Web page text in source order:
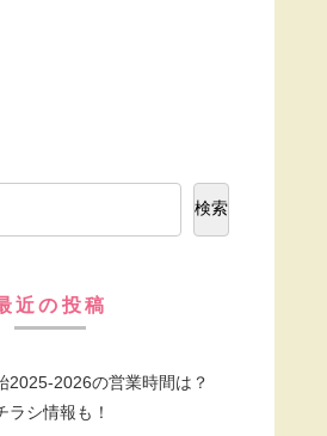
検索
近の投稿
2025-2026の営業時間は？
ラシ情報も！